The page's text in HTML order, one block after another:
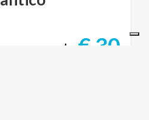
da € 30